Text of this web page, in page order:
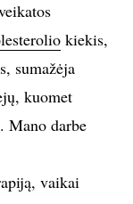
apžvelgusi
išgydyti